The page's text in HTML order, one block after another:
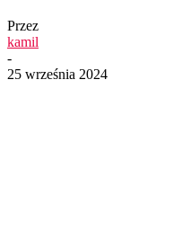
Przez
kamil
-
25 września 2024